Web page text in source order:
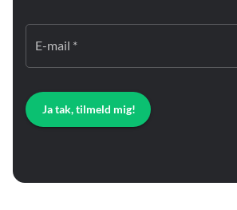
E-mail *
Ja tak, tilmeld mig!